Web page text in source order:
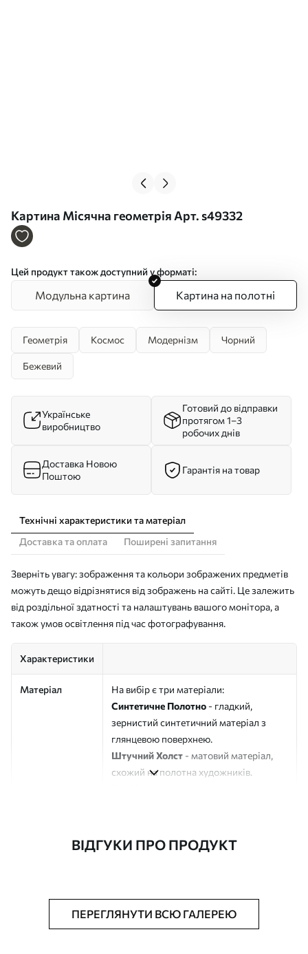
Картина Місячна геометрія Арт. s49332
Цей продукт також доступний у форматі:
Модульна картина Картина на полотні
Геометрія Космос Модернізм Чорний
Бежевий
Українське
виробництво
Готовий до відправки
протягом 1–3
робочих днів
Доставка Новою
Поштою
Гарантія на товар
Технічні характеристики та матеріал
Доставка та оплата
Поширені запитання
Зверніть увагу: зображення та кольори зображених предметів
можуть дещо відрізнятися від зображень на сайті. Це залежить
від роздільної здатності та налаштувань вашого монітора, а
також умов освітлення під час фотографування.
Характеристики
Матеріал
На вибір є три матеріали:
Синтетичне Полотно - гладкий,
зернистий синтетичний матеріал з
глянцевою поверхнею.
Штучний Холст - матовий матеріал,
схожий на полотна художників.
Додатково Можна додати лакове покриття.
ВІДГУКИ ПРО ПРОДУКТ
ПЕРЕГЛЯНУТИ ВСЮ ГАЛЕРЕЮ